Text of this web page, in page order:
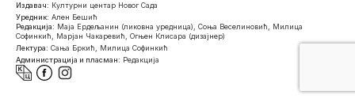
Издавач: Културни центар Новог Сада
Уредник: Ален Бешић
Редакција: Маја Ердељанин (ликовна уредница), Соња Веселиновић, Милица
Софинкић, Марјан Чакаревић, Огњен Клисара (дизајнер)
Лектура: Сања Бркић, Милица Софинкић
Администрација и пласман: Редакција